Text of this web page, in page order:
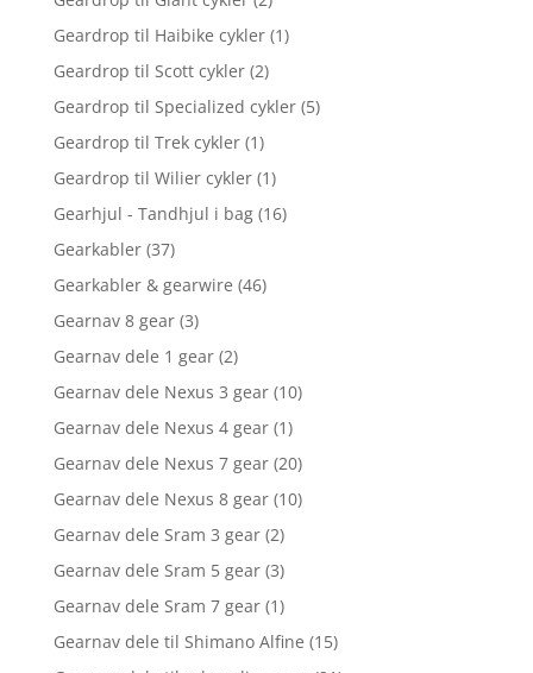
Geardrop til Haibike cykler (1)
Geardrop til Scott cykler (2)
Geardrop til Specialized cykler (5)
Geardrop til Trek cykler (1)
Geardrop til Wilier cykler (1)
Gearhjul - Tandhjul i bag (16)
Gearkabler (37)
Gearkabler & gearwire (46)
Gearnav 8 gear (3)
Gearnav dele 1 gear (2)
Gearnav dele Nexus 3 gear (10)
Gearnav dele Nexus 4 gear (1)
Gearnav dele Nexus 7 gear (20)
Gearnav dele Nexus 8 gear (10)
Gearnav dele Sram 3 gear (2)
Gearnav dele Sram 5 gear (3)
Gearnav dele Sram 7 gear (1)
Gearnav dele til Shimano Alfine (15)